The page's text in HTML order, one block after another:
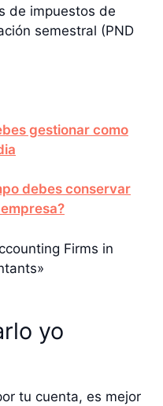
de impuestos de
semestral (PND
gestionar como
debes conservar
Firms in
yo
tu cuenta, es mejor